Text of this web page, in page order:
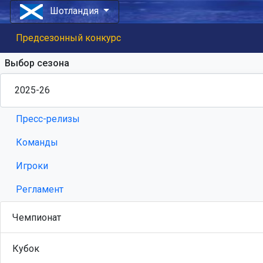
Шотландия
Предсезонный конкурс
Выбор сезона
Пресс-релизы
Команды
Игроки
Регламент
Чемпионат
Кубок